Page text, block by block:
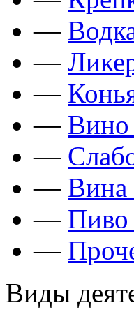
—
—
—
— Вино
—
— Вина
— Пиво
—
Виды